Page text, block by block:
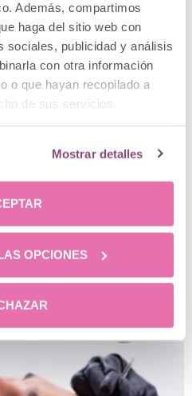
Además, compartimos
haga del sitio web con
sociales, publicidad y análisis
con otra información
o que hayan recopilado a
de sus servicios.
Mostrar detalles
OPCIONES
capilar en mujeres